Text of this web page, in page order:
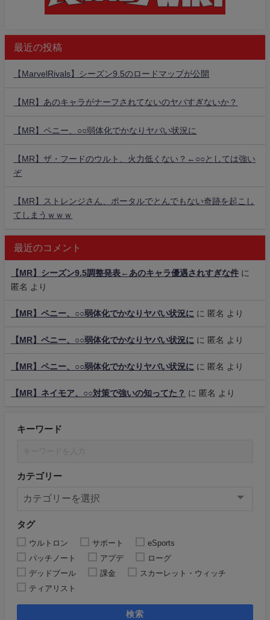
最近の投稿
【MarvelRivals】シーズン9.5のロードマップが公開
【MR】あのキャラがナーフされてないのヤバすぎないか？
【MR】ペニー、○○弱体化でかなりヤバい状況に
【MR】ザ・フードのウルト、火力低くない？←○○としては強い
ぞ
【MR】ストレンジさん、ポータルでとんでもない奇跡を起こし
てしまうｗｗｗ
最近のコメント
【MR】シーズン9.5調整発表←あのキャラ優遇されすぎな件 に
匿名 より
【MR】ペニー、○○弱体化でかなりヤバい状況に に 匿名 より
【MR】ペニー、○○弱体化でかなりヤバい状況に に 匿名 より
【MR】ペニー、○○弱体化でかなりヤバい状況に に 匿名 より
【MR】ネイモア、○○対策で強いの知ってた？ に 匿名 より
キーワード
カテゴリー
タグ
ウルトロン サポート
eSports
パッチノート
アプデ
ローグ
デッドプール
課金
スカーレット・ウィッチ
ティアリスト
検索